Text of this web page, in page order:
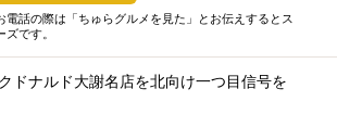
電話の際は「ちゅらグルメを見た」とお伝えするとス
ズです。
ドナルド大謝名店を北向け一つ目信号を